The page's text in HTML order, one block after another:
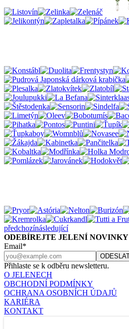
předchozínásledující
ODEBÍREJTE JELENÍ NOVINKY
Email*
Přihlaste se k odběru newsletteru.
O JELENECH
OBCHODNÍ PODMÍNKY
OCHRANA OSOBNÍCH ÚDAJŮ
KARIÉRA
KONTAKT